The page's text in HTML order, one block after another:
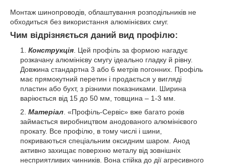
Монтаж шинопроводів, облаштування розподільників не
обходиться без використання алюмінієвих смуг.
Чим відрізняється даний вид профілю:
Конструкція. Цей профіль за формою нагадує
розкачану алюмінієву смугу ідеально гладку й рівну.
Довжина стандартна 3 або 6 метрів погонних. Профіль
має прямокутний перетин і продається у вигляді
пластин або бухт, з різними показниками. Ширина
варіюється від 15 до 50 мм, товщина – 1-3 мм.
Матеріал. «Профіль-Сервіс» вже багато років
займається виробництвом анодованого алюмінієвого
прокату. Все профілю, в тому числі і шини,
покриваються спеціальним оксидним шаром. Анод
активно захищає поверхню металу від зовнішніх
несприятливих чинників. Вона стійка до дії агресивного